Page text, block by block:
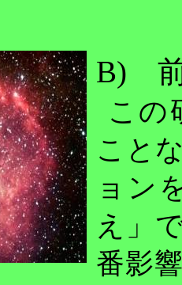
B)
この
こと
ョン
え」
番影